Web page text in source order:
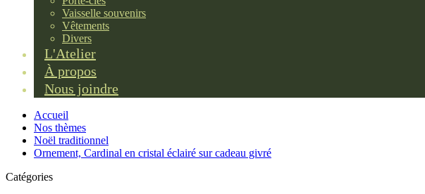
Vaisselle souvenirs
Vêtements
Divers
L'Atelier
À propos
Nous joindre
Accueil
Nos thèmes
Noël traditionnel
Ornement, Cardinal en cristal éclairé sur cadeau givré
Catégories